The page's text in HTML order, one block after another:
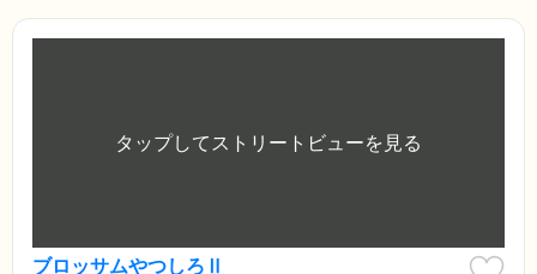
ブロッサムやつしろⅡ